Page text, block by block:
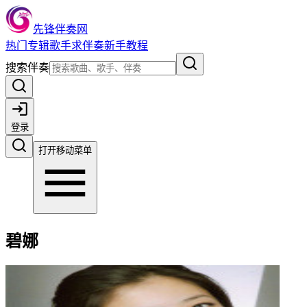
先锋伴奏网
热门 专辑歌手求伴奏新手教程
搜索伴奏
登录
打开移动菜单
碧娜